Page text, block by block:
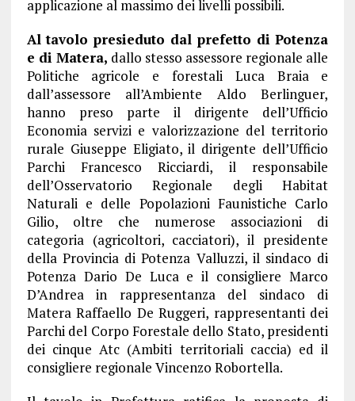
applicazione al massimo dei livelli possibili.
Al tavolo presieduto dal prefetto di Potenza
e di Matera, dallo stesso assessore regionale alle
Politiche agricole e forestali Luca Braia e
dall’assessore all’Ambiente Aldo Berlinguer,
hanno preso parte il dirigente dell’Ufficio
Economia servizi e valorizzazione del territorio
rurale Giuseppe Eligiato, il dirigente dell’Ufficio
Parchi Francesco Ricciardi, il responsabile
dell’Osservatorio Regionale degli Habitat
Naturali e delle Popolazioni Faunistiche Carlo
Gilio, oltre che numerose associazioni di
categoria (agricoltori, cacciatori), il presidente
della Provincia di Potenza Valluzzi, il sindaco di
Potenza Dario De Luca e il consigliere Marco
D’Andrea in rappresentanza del sindaco di
Matera Raffaello De Ruggeri, rappresentanti dei
Parchi del Corpo Forestale dello Stato, presidenti
dei cinque Atc (Ambiti territoriali caccia) ed il
consigliere regionale Vincenzo Robortella.